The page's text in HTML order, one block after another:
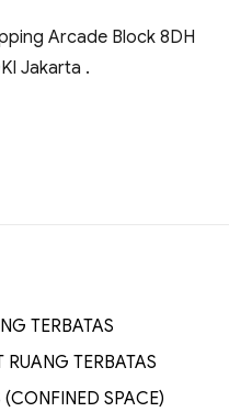
Arcade Block 8DH
Jakarta .
TERBATAS
RUANG TERBATAS
(CONFINED SPACE)